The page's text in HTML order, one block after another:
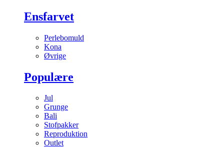
Ensfarvet
Perlebomuld
Kona
Øvrige
Populære
Jul
Grunge
Bali
Stofpakker
Reproduktion
Outlet